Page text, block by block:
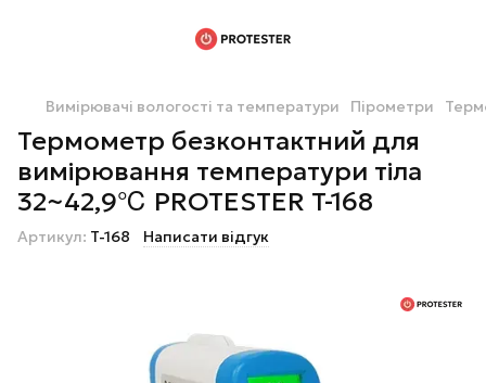
Вимірювачі вологості та температури Пірометри
Термометр безконтактний для
вимірювання температури тіла
32~42,9℃ PROTESTER T-168
Артикул: T-168 Написати відгук